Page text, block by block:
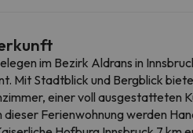
im Bezirk Aldrans in
Mit Stadtblick und Bergblick
einer voll ausgestatteten
Ferienwohnung werden